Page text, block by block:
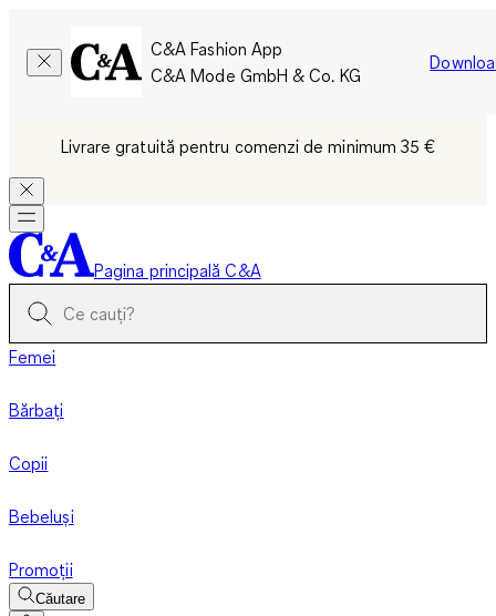
C&A Fashion App
C&A Mode GmbH & Co. KG
Livrare gratuită pentru comenzi de minimum 35 €
Pagina principală C&A
Femei
Bărbați
Copii
Bebeluși
Promoții
Căutare